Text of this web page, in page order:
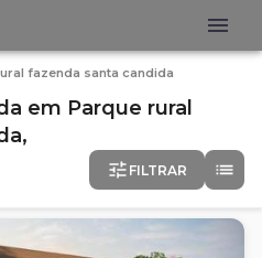
fazenda santa candida
em Parque rural
FILTRAR